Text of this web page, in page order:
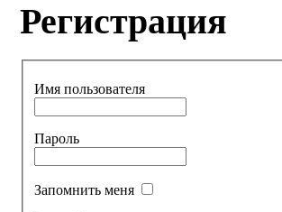
Регистрация
Имя пользователя
Пароль
Запомнить меня